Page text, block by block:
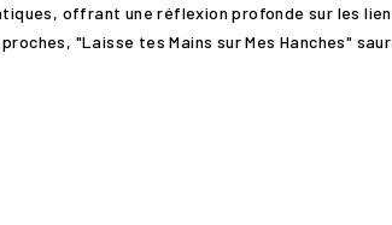
offrant une réflexion profonde sur les
"Laisse tes Mains sur Mes Hanches"